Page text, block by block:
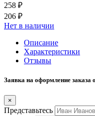
258 ₽
206 ₽
Нет в наличии
Описание
Характеристики
Отзывы
Заявка на оформление заказа
×
Представьтесь